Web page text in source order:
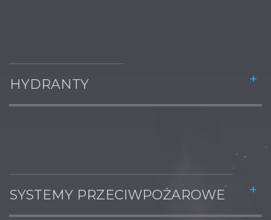
HYDRANTY
SYSTEMY PRZECIWPOŻAROWE